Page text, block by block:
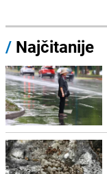
/ Najčitanije